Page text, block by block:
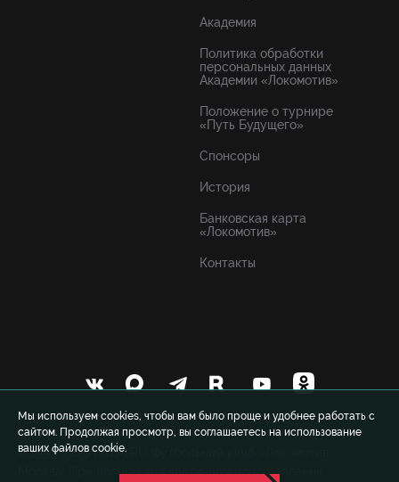
Мы используем cookies, чтобы вам было проще и удобнее работать с
сайтом. Продолжая просмотр, вы соглашаетесь на использование
ваших файлов cookie.
Академия
Политика обработки
персональных данных
Академии «Локомотив»
Положение о турнире
«Путь Будущего»
Спонсоры
История
Банковская карта
«Локомотив»
Контакты
© 1999-2026 FCLM.RU Футбольный клуб «Локомотив»
Москва. При полном или частичном использовании